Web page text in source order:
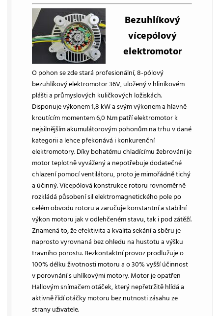
Bezuhlíkový
vícepólový
elektromotor
O pohon se zde stará profesionální, 8-pólový
bezuhlíkový elektromotor 36V, uložený v hliníkovém
plášti a průmyslových kuličkových ložiskách.
Disponuje výkonem 1,8 kW a svým výkonem a hlavně
kroutícím momentem 6,0 N.m patří elektromotor k
nejsilnějším akumulátorovým pohonům na trhu v dané
kategorii a lehce překonává i konkurenční
elektromotory. Díky bohatému chladícímu žebrování je
motor teplotně vyvážený a nepotřebuje dodatečné
chlazení pomocí ventilátoru, proto je mimořádně tichý
a účinný. Vícepólová konstrukce rotoru rovnoměrně
rozkládá působení sil elektromagnetického pole po
celém obvodu rotoru a zaručuje konstantní a stabilní
výkon motoru jak v odlehčeném stavu, tak i pod zátěží.
Znamená to, že efektivita a kvalita sekání a sběru je
naprosto vyrovnaná bez ohledu na hustotu a výšku
travního porostu. Bezkontaktní provoz prodlužuje o
100% délku životnosti motoru a o 30% vyšší účinnost
v porovnání s uhlíkovými motory. Motor je opatřen
Hallovým snímačem otáček, který nepřetržitě hlídá a
aktivně řídí otáčky motoru bez nutnosti zásahu ze
strany uživatele.